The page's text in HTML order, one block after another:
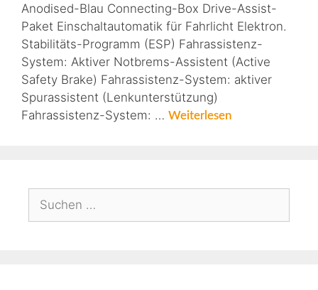
Anodised-Blau Connecting-Box Drive-Assist-
Paket Einschaltautomatik für Fahrlicht Elektron.
Stabilitäts-Programm (ESP) Fahrassistenz-
System: Aktiver Notbrems-Assistent (Active
Safety Brake) Fahrassistenz-System: aktiver
Spurassistent (Lenkunterstützung)
Fahrassistenz-System: … Weiterlesen